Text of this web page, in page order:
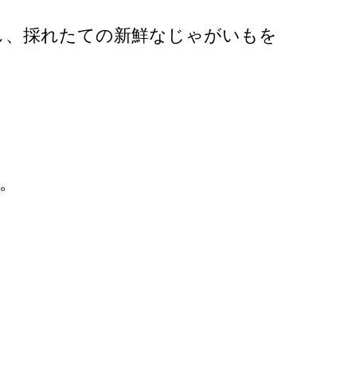
採れたての新鮮なじゃがいもを